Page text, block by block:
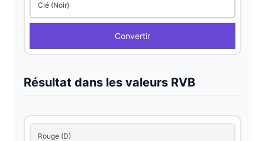
Clé (Noir)
Convertir
Résultat dans les valeurs RVB
Rouge (D)